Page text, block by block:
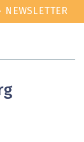
NEWSLETTER